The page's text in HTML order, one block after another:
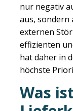
nur negativ
aus, sondern
externen
effizienten
hat daher in
höchste
Was